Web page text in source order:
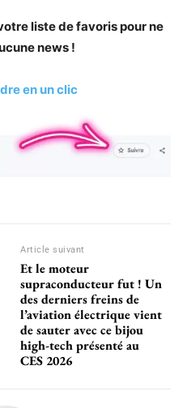
liste de favoris pour ne
news !
en un clic
Article suivant
Et le moteur
supraconducteur fut ! Un
des derniers freins de
l’aviation électrique vient
de sauter avec ce bijou
high-tech présenté au
CES 2026